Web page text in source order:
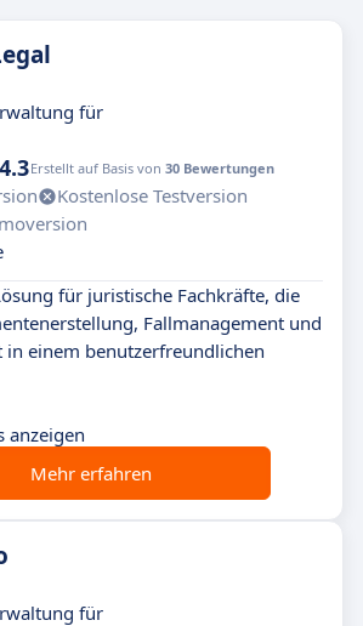
für
4.3Erstellt auf Basis von 30 Bewertungen
Kostenlose Testversion
für juristische Fachkräfte, die
Fallmanagement und
in einem benutzerfreundlichen
anzeigen
Mehr erfahren
für